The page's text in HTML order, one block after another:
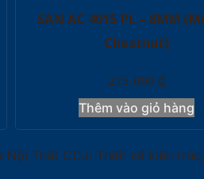
SAN AC 4015 PL – 8MM
Chestnut)
275.000 ₫
Thêm vào giỏ hàng
Nội Thất CCJ: Thiết kế kiến